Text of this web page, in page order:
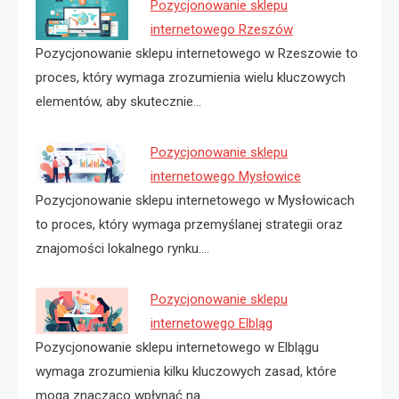
Pozycjonowanie sklepu
internetowego Rzeszów
Pozycjonowanie sklepu internetowego w Rzeszowie to
proces, który wymaga zrozumienia wielu kluczowych
elementów, aby skutecznie…
Pozycjonowanie sklepu
internetowego Mysłowice
Pozycjonowanie sklepu internetowego w Mysłowicach
to proces, który wymaga przemyślanej strategii oraz
znajomości lokalnego rynku.…
Pozycjonowanie sklepu
internetowego Elbląg
Pozycjonowanie sklepu internetowego w Elblągu
wymaga zrozumienia kilku kluczowych zasad, które
mogą znacząco wpłynąć na…